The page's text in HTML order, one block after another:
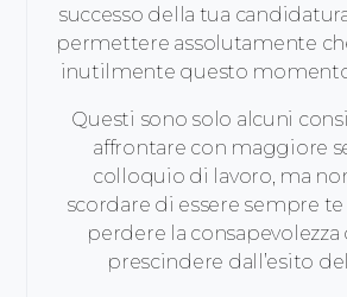
successo della tua
permettere assolutamente
inutilmente questo
Questi sono solo alcuni
affrontare con maggiore
colloquio di lavoro, ma
scordare di essere sempre te
perdere la consapevolezza
prescindere dall’esito